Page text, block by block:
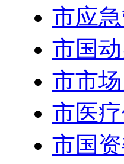
市应
市国
市市
市医
市国